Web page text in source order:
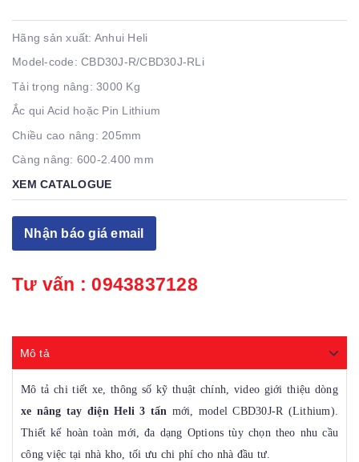
Hãng sản xuất: Anhui Heli
Model-code: CBD30J-R/CBD30J-RLi
Tải trọng nâng: 3000 Kg
Ắc qui Acid hoặc Pin Lithium
Chiều cao nâng: 205mm
Càng nâng: 600-2.400 mm
XEM CATALOGUE
Nhận báo giá email
Tư vấn : 0943837128
Mô tả
Mô tả chi tiết xe, thông số kỹ thuật chính, video giới thiệu dòng
xe nâng tay điện Heli 3 tấn mới, model CBD30J-R (Lithium).
Thiết kế hoàn toàn mới, đa dạng Options tùy chọn theo nhu cầu
công việc tại nhà kho, tối ưu chi phí cho nhà đầu tư.